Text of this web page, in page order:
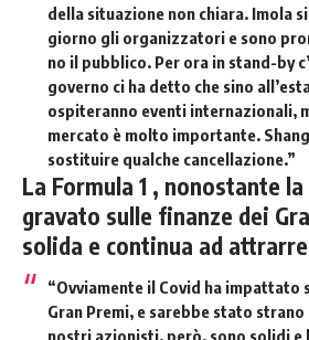
della situazione non chiara. Imola
giorno gli organizzatori e sono
no il pubblico. Per ora in stand-by
governo ci ha detto che sino
ospiteranno eventi internazionali,
mercato è molto importante.
sostituire qualche cancellazione.”
La Formula 1 , nonostante
gravato sulle finanze dei
solida e continua ad
“Ovviamente il Covid ha impattato
Gran Premi, e sarebbe stato
nostri azionisti, però, sono solidi e